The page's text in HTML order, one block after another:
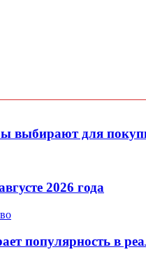
выбирают для
2026 года
популярность в